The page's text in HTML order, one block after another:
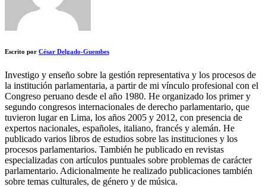
Escrito por César Delgado-Guembes
Investigo y enseño sobre la gestión representativa y los procesos de
la institución parlamentaria, a partir de mi vínculo profesional con el
Congreso peruano desde el año 1980. He organizado los primer y
segundo congresos internacionales de derecho parlamentario, que
tuvieron lugar en Lima, los años 2005 y 2012, con presencia de
expertos nacionales, españoles, italiano, francés y alemán. He
publicado varios libros de estudios sobre las instituciones y los
procesos parlamentarios. También he publicado en revistas
especializadas con artículos puntuales sobre problemas de carácter
parlamentario. Adicionalmente he realizado publicaciones también
sobre temas culturales, de género y de música.